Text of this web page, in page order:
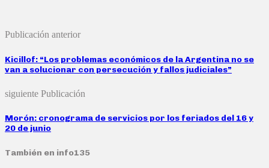
Publicación anterior
Kicillof: “Los problemas económicos de la Argentina no se
van a solucionar con persecución y fallos judiciales”
siguiente Publicación
Morón: cronograma de servicios por los feriados del 16 y
20 de junio
También en info135